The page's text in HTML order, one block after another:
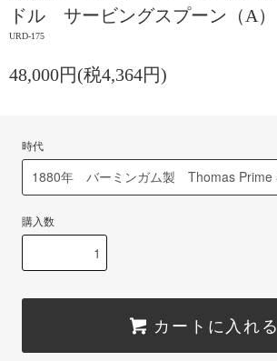
ドル サービングスプーン（A）
URD-175
48,000円(税4,364円)
時代
購入数
カートに入れる